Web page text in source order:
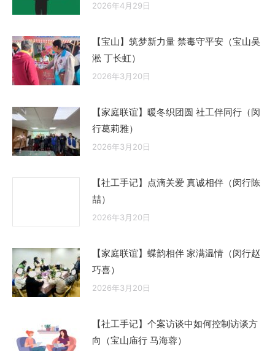
2026年4月29日
【宝山】筑梦新力量 禁毒守平安（宝山吴
淞 丁长虹）
2026年3月20日
【家庭联谊】暖冬织团圆 社工伴同行（闵
行葛莉雅）
2026年3月20日
【社工手记】点滴关爱 真诚相伴（闵行陈
喆）
2026年3月20日
【家庭联谊】蝶韵相伴 家满温情（闵行赵
巧喜）
2026年3月20日
【社工手记】个案访谈中如何控制访谈方
向（宝山庙行 马海蓉）